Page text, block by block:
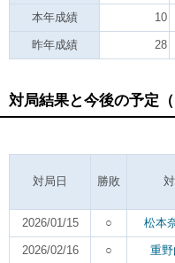
本年成績 10
昨年成績 28
対局結果と今後の予定
対局日 勝敗
2026/01/15 ○ 松本
2026/02/16 ○ 重